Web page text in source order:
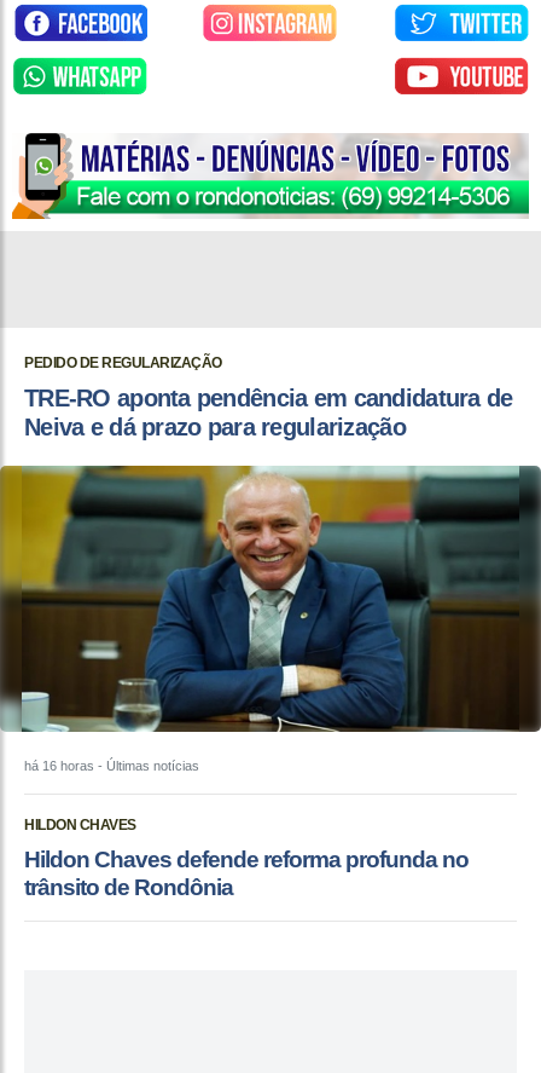
PEDIDO DE REGULARIZAÇÃO
TRE-RO aponta pendência em candidatura de
Neiva e dá prazo para regularização
há 16 horas - Últimas notícias
HILDON CHAVES
Hildon Chaves defende reforma profunda no
trânsito de Rondônia